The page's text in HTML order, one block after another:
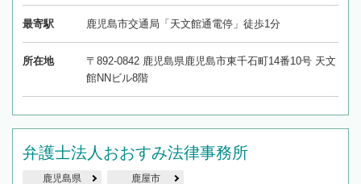
最寄駅 鹿児島市交通局「天文館通電停」徒歩1分
所在地
〒892-0842 鹿児島県鹿児島市東千石町14番10号 天文
館NNビル8階
弁護士法人おおすみ法律事務所
鹿児島県 鹿屋市